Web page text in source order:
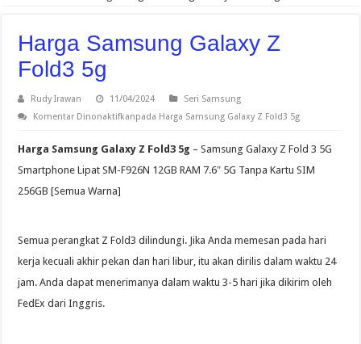
Harga Samsung Galaxy Z
Fold3 5g
Rudy Irawan 11/04/2024
Seri Samsung
Komentar Dinonaktifkanpada Harga Samsung Galaxy Z Fold3 5g
Harga Samsung Galaxy Z Fold3 5g – Samsung Galaxy Z Fold 3 5G
Smartphone Lipat SM-F926N 12GB RAM 7.6″ 5G Tanpa Kartu SIM
256GB [Semua Warna]
Semua perangkat Z Fold3 dilindungi. Jika Anda memesan pada hari
kerja kecuali akhir pekan dan hari libur, itu akan dirilis dalam waktu 24
jam. Anda dapat menerimanya dalam waktu 3-5 hari jika dikirim oleh
FedEx dari Inggris.